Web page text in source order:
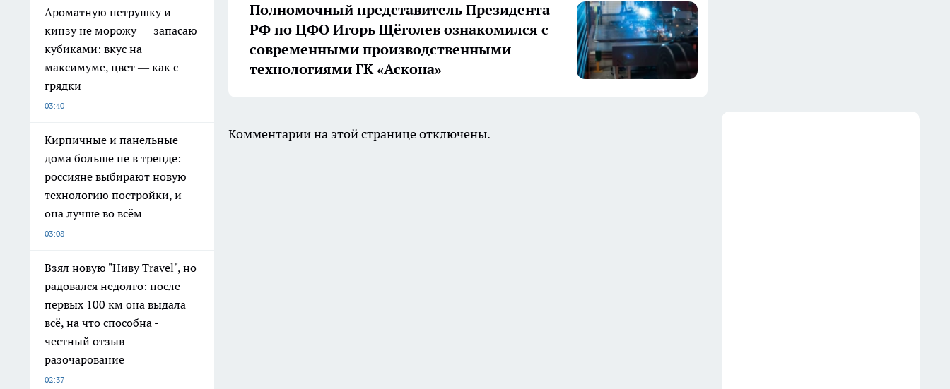
Ароматную петрушку и
кинзу не морожу — запасаю
кубиками: вкус на
максимуме, цвет — как с
грядки
03:40
Кирпичные и панельные
дома больше не в тренде:
россияне выбирают новую
технологию постройки, и
она лучше во всём
03:08
Взял новую "Ниву Travel", но
радовался недолго: после
первых 100 км она выдала
всё, на что способна -
честный отзыв-
разочарование
02:37
Полномочный представитель Президента
РФ по ЦФО Игорь Щёголев ознакомился с
современными производственными
технологиями ГК «Аскона»
Комментарии на этой странице отключены.